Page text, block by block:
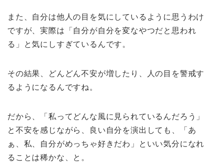
また、自分は他人の目を気にしているように思うわけ
ですが、実際は「自分が自分を変なやつだと思われ
る」と気にしすぎているんです。
その結果、どんどん不安が増したり、人の目を警戒す
るようになるんですね。
だから、「私ってどんな風に見られているんだろう」
と不安を感じながら、良い自分を演出しても、「あ
ぁ、私、自分がめっちゃ好きだわ」といい気分になれ
ることは稀かな、と。